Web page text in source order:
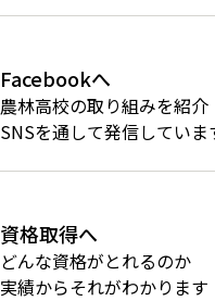
Facebookへ
農林高校の取り組みを紹介
SNSを通して発信していま
資格取得へ
どんな資格がとれるのか
実績からそれがわかります